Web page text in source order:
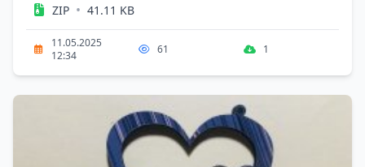
ZIP • 41.11 KB
11.05.2025
12:34
61 1